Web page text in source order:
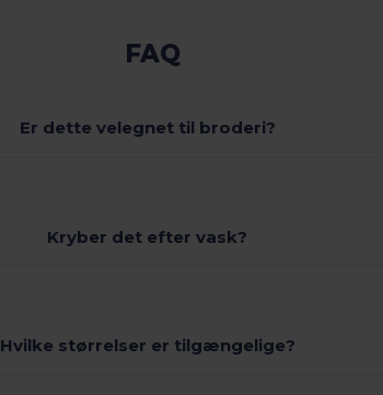
FAQ
Er dette velegnet til broderi?
Kryber det efter vask?
Hvilke størrelser er tilgængelige?